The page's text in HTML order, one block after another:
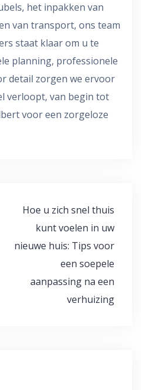
het inpakken van
van transport, ons team
staat klaar om u te
planning, professionele
detail zorgen we ervoor
verloopt, van begin tot
voor een zorgeloze
Hoe u zich snel thuis
kunt voelen in uw
nieuwe huis: Tips voor
een soepele
aanpassing na een
verhuizing